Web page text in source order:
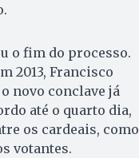
o fim do processo.
2013, Francisco
novo conclave já
até o quarto dia,
os cardeais, como
votantes.